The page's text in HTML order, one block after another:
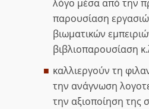
λόγο μέσα από την
παρουσίαση
βιωματικών
βιβλιοπαρουσίαση
καλλιεργούν τη
την ανάγνωση
την αξιοποίηση της